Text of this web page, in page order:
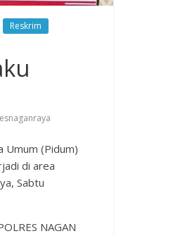
Reskrim
Umum (Pidum)
di area
Sabtu
NAGAN